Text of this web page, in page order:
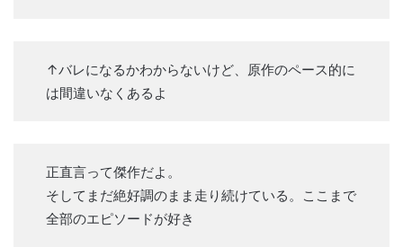
↑バレになるかわからないけど、原作のペース的に
は間違いなくあるよ
正直言って傑作だよ。
そしてまだ絶好調のまま走り続けている。ここまで
全部のエピソードが好き